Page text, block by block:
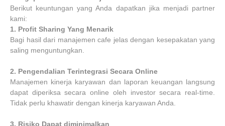
Berikut keuntungan yang Anda dapatkan jika menjadi partner
kami:
1. Profit Sharing Yang Menarik
Bagi hasil dari manajemen cafe jelas dengan kesepakatan yang
saling menguntungkan.
2. Pengendalian Terintegrasi Secara Online
Manajemen kinerja karyawan dan laporan keuangan langsung
dapat diperiksa secara online oleh investor secara real-time.
Tidak perlu khawatir dengan kinerja karyawan Anda.
3. Risiko Dapat diminimalkan